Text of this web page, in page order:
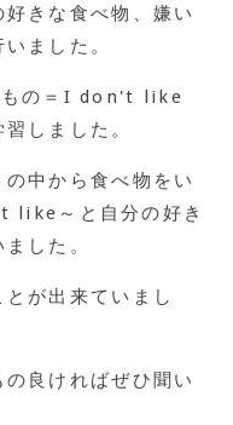
きな食べ物、嫌い
ました。
の＝I don't like
しました。
中から食べ物をい
～と自分の好き
した。
が出来ていまし
良ければぜひ聞い